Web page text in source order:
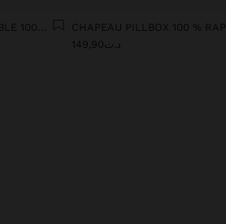
CHAPEAU PILLBOX 100 %
د.ت149,90